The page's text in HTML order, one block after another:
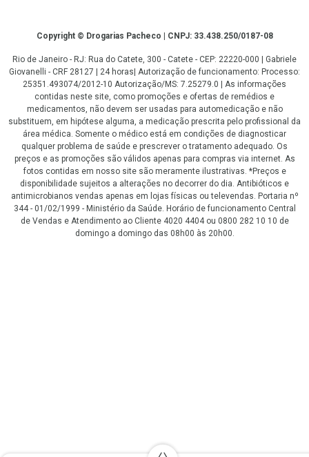
CopyrightCopyright © Drogarias Pacheco | CNPJ: 33.438.250/0187-08
Rio de Janeiro - RJ: Rua do Catete, 300 - Catete - CEP: 22220-000 | Gabriele
Giovanelli - CRF 28127 | 24 horas| Autorização de funcionamento: Processo:
25351.493074/2012-10 Autorização/MS: 7.25279.0 | As informações
contidas neste site, como promoções e ofertas de remédios e
medicamentos, não devem ser usadas para automedicação e não
substituem, em hipótese alguma, a medicação prescrita pelo profissional da
área médica. Somente o médico está em condições de diagnosticar
qualquer problema de saúde e prescrever o tratamento adequado. Os
preços e as promoções são válidos apenas para compras via internet. As
fotos contidas em nosso site são meramente ilustrativas. *Preços e
disponibilidade sujeitos a alterações no decorrer do dia. Antibióticos e
antimicrobianos vendas apenas em lojas físicas ou televendas. Portaria nº
344 - 01/02/1999 - Ministério da Saúde. Horário de funcionamento Central
de Vendas e Atendimento ao Cliente 4020 4404 ou 0800 282 10 10 de
domingo a domingo das 08h00 às 20h00.